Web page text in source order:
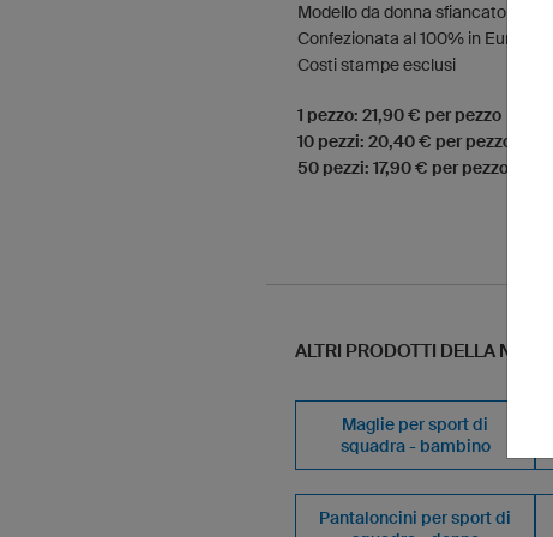
Modello da donna sfiancato
Confezionata al 100% in Europa
Costi stampe esclusi
1 pezzo: 21,90 € per pezzo
10 pezzi: 20,40 € per pezzo
50 pezzi: 17,90 € per pezzo
ALTRI PRODOTTI DELLA
Maglie per sport di
squadra - bambino
Pantaloncini per sport di